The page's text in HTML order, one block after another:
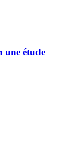
une étude